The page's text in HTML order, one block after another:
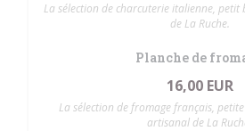
La sélection de charcuterie italienne,
de La Ruche.
Planche de
16,00 EUR
La sélection de fromage français,
artisanal de La